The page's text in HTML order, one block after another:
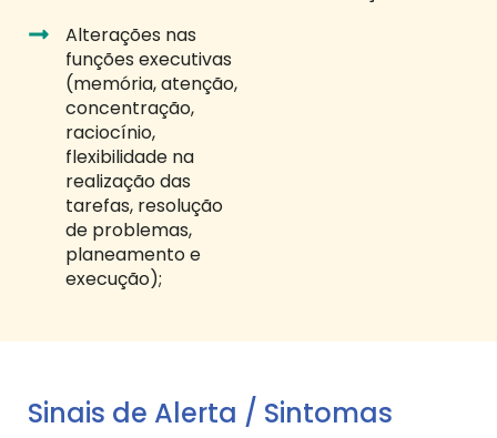
Alterações nas
funções executivas
(memória, atenção,
concentração,
raciocínio,
flexibilidade na
realização das
tarefas, resolução
de problemas,
planeamento e
execução);
Sinais de Alerta / Sintomas